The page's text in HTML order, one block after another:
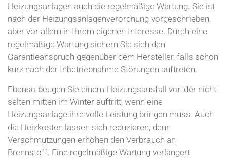
Heizungsanlagen auch die regelmäßige Wartung. Sie ist
nach der Heizungsanlagenverordnung vorgeschrieben,
aber vor allem in Ihrem eigenen Interesse. Durch eine
regelmäßige Wartung sichern Sie sich den
Garantieanspruch gegenüber dem Hersteller, falls schon
kurz nach der Inbetriebnahme Störungen auftreten.
Ebenso beugen Sie einem Heizungsausfall vor, der nicht
selten mitten im Winter auftritt, wenn eine
Heizungsanlage ihre volle Leistung bringen muss. Auch
die Heizkosten lassen sich reduzieren, denn
Verschmutzungen erhöhen den Verbrauch an
Brennstoff. Eine regelmäßige Wartung verlängert